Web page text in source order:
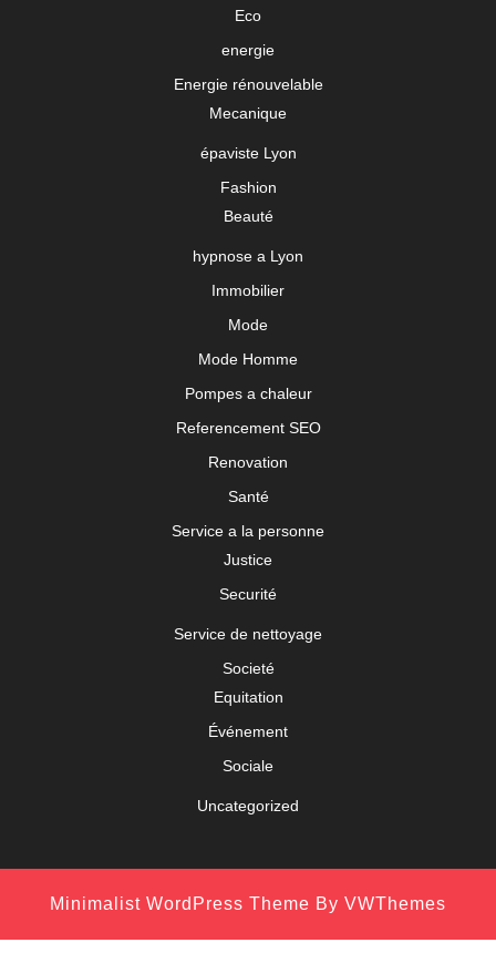
Eco
energie
Energie rénouvelable
Mecanique
épaviste Lyon
Fashion
Beauté
hypnose a Lyon
Immobilier
Mode
Mode Homme
Pompes a chaleur
Referencement SEO
Renovation
Santé
Service a la personne
Justice
Securité
Service de nettoyage
Societé
Equitation
Événement
Sociale
Uncategorized
Minimalist WordPress Theme By VWThemes